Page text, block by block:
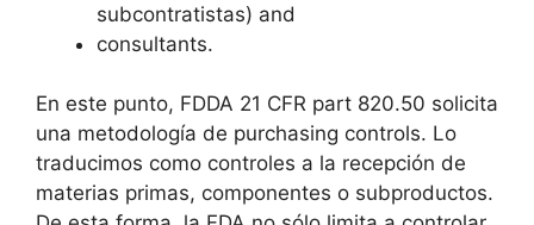
subcontratistas) and
consultants.
En este punto, FDDA 21 CFR part 820.50 solicita
una metodología de purchasing controls. Lo
traducimos como controles a la recepción de
materias primas, componentes o subproductos.